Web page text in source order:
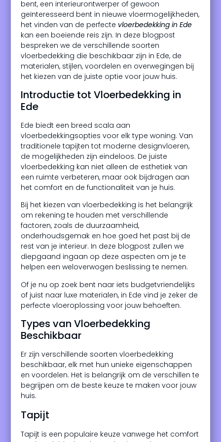
bent, een interieurontwerper of gewoon
geïnteresseerd bent in nieuwe vloermogelijkheden,
het vinden van de perfecte vloerbedekking in Ede
kan een boeiende reis zijn. In deze blogpost
bespreken we de verschillende soorten
vloerbedekking die beschikbaar zijn in Ede, de
materialen, stijlen, voordelen en overwegingen bij
het kiezen van de juiste optie voor jouw huis.
Introductie tot Vloerbedekking in
Ede
Ede biedt een breed scala aan
vloerbedekkingsopties voor elk type woning. Van
traditionele tapijten tot moderne designvloeren,
de mogelijkheden zijn eindeloos. De juiste
vloerbedekking kan niet alleen de esthetiek van
een ruimte verbeteren, maar ook bijdragen aan
het comfort en de functionaliteit van je huis.
Bij het kiezen van vloerbedekking is het belangrijk
om rekening te houden met verschillende
factoren, zoals de duurzaamheid,
onderhoudsgemak en hoe goed het past bij de
rest van je interieur. In deze blogpost zullen we
diepgaand ingaan op deze aspecten om je te
helpen een weloverwogen beslissing te nemen.
Of je nu op zoek bent naar iets budgetvriendelijks
of juist naar luxe materialen, in Ede vind je zeker de
perfecte vloeroplossing voor jouw behoeften.
Types van Vloerbedekking
Beschikbaar
Er zijn verschillende soorten vloerbedekking
beschikbaar, elk met hun unieke eigenschappen
en voordelen. Het is belangrijk om de verschillen te
begrijpen om de beste keuze te maken voor jouw
huis.
Tapijt
Tapijt is een populaire keuze vanwege het comfort